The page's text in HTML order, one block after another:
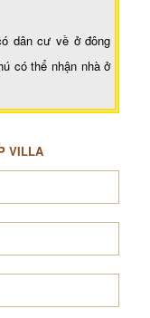
dân cư về ở đông
có thể nhận nhà ở
VILLA